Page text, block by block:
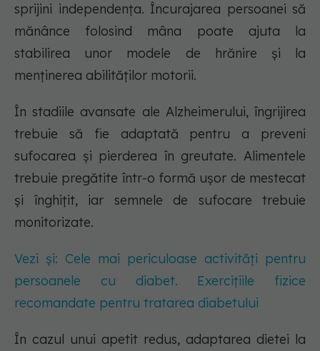
sprijini independența. Încurajarea persoanei să
mănânce folosind mâna poate ajuta la
stabilirea unor modele de hrănire și la
menținerea abilităților motorii.
În stadiile avansate ale Alzheimerului, îngrijirea
trebuie să fie adaptată pentru a preveni
sufocarea și pierderea în greutate. Alimentele
trebuie pregătite într-o formă ușor de mestecat
și înghițit, iar semnele de sufocare trebuie
monitorizate.
Vezi și: Cele mai periculoase activități pentru
persoanele cu diabet. Exercițiile fizice
recomandate pentru tratarea diabetului
În cazul unui apetit redus, adaptarea dietei la